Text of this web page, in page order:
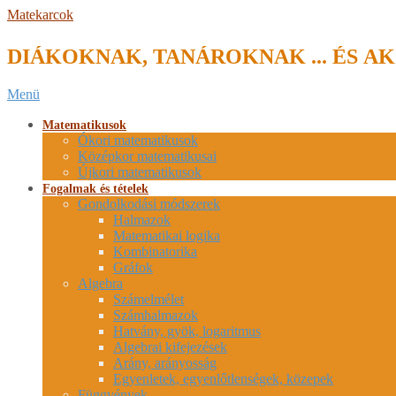
Skip
content
Matekarcok
DIÁKOKNAK, TANÁROKNAK ... ÉS
Secondary
Menu
Menü
Matematikusok
Ókori matematikusok
Középkor matematikusai
Újkori matematikusok
Fogalmak és tételek
Gondolkodási módszerek
Halmazok
Matematikai logika
Kombinatorika
Gráfok
Algebra
Számelmélet
Számhalmazok
Hatvány, gyök, logaritmus
Algebrai kifejezések
Arány, arányosság
Egyenletek, egyenlőtlenségek, közepek